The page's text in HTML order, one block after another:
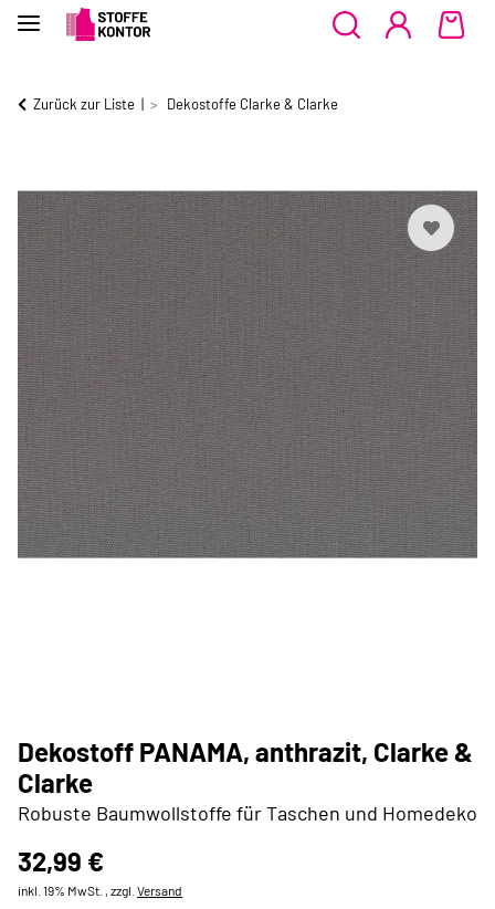
Zurück zur Liste Dekostoffe Clarke & Clarke
Dekostoff PANAMA, anthrazit, Clarke &
Clarke
Robuste Baumwollstoffe für Taschen und Homedeko
32,99 €
inkl. 19% MwSt. , zzgl. Versand